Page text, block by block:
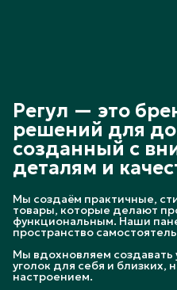
Регул — это
решений для
созданный с
деталям и
Мы создаём практичные,
товары, которые делают
функциональным. Наши
пространство
Мы вдохновляем
уголок для себя и близких,
настроением.